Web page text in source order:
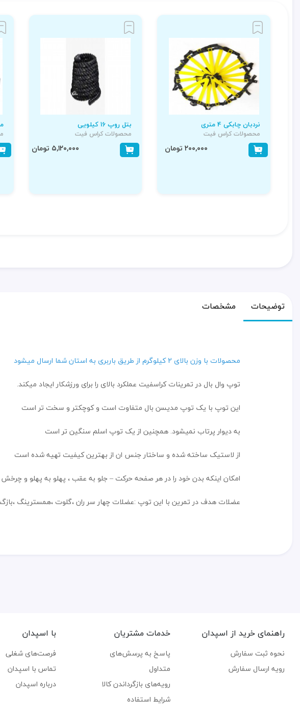
نردبان چابکی 4 متری
محصولات کراس فیت
۲۰۰,۰۰۰ تومان
بتل روپ 16 کیلویی
محصولات کراس فیت
۵,۱۲۰,۰۰۰ تومان
توضیحات مشخصات
محصولات با وزن بالای 2 کیلوگرم از طریق باربری به استان شما ارسال میشود
توپ وال بال در تمرینات کراسفیت عملکرد بالای را برای ورزشکار ایجاد میکند.
این توپ با یک توپ مدیسن بال متفاوت است و کوچکتر و سخت تر است
به دیوار پرتاب نمیشود. همچنین از یک توپ اسلم سنگین تر است
از لاستیک ساخته شده و ساختار جنس ان از بهترین کیفیت تهیه شده است
امکان اینکه بدن خود را در هر صفحه حرکت – جلو به عقب ، پهلو به پهلو و
عضلات هدف در تمرین با این توپ :عضلات چهار سر ران ،گلوت ،همسترینگ
راهنمای خرید از اسپدان
نحوه ثبت سفارش
رویه ارسال سفارش
خدمات مشتریان
پاسخ به پرسش‌های
متداول
رویه‌های بازگرداندن کالا
شرایط استفاده
با اسپدان
فرصت‌های شغلی
تماس با اسپدان
درباره اسپدان